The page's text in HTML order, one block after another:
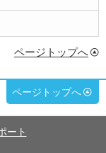
ページトップへ
ページトップへ
ート